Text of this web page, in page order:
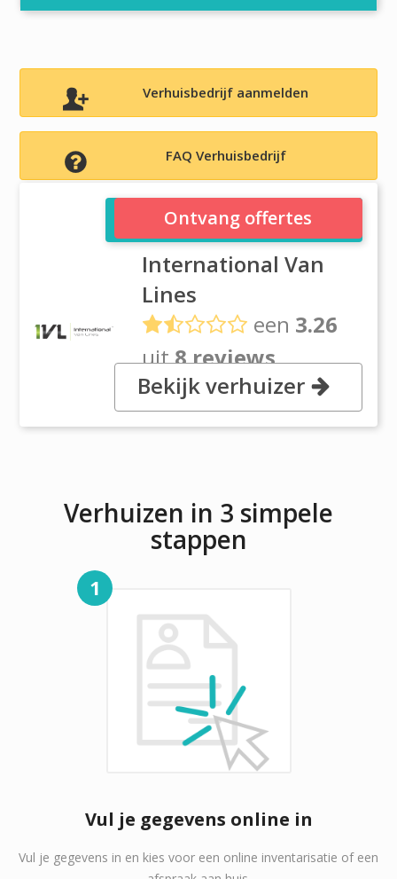
Verhuisbedrijf aanmelden
FAQ Verhuisbedrijf
International Van Lines
International Van
Lines
een 3.26
uit8 reviews
, 3957 NW 126 Ave., 33065 Coral
Springs, FL
Ontvang offertes
Bekijk verhuizer
Verhuizen in 3 simpele
stappen
1
Vul je gegevens online in
Vul je gegevens in en kies voor een online inventarisatie of een